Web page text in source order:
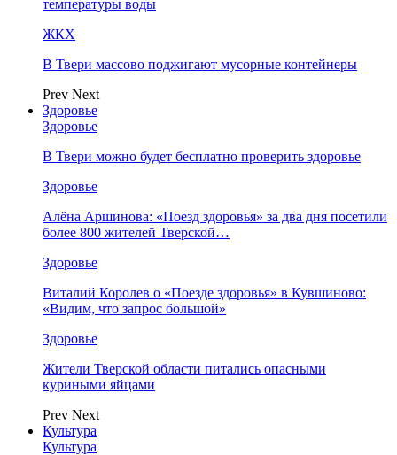
температуры воды
ЖКХ
В Твери массово поджигают мусорные контейнеры
Prev Next
Здоровье
Здоровье
В Твери можно будет бесплатно проверить здоровье
Здоровье
Алёна Аршинова: «Поезд здоровья» за два дня посетили
более 800 жителей Тверской…
Здоровье
Виталий Королев о «Поезде здоровья» в Кувшиново:
«Видим, что запрос большой»
Здоровье
Жители Тверской области питались опасными
куриными яйцами
Prev Next
Культура
Культура